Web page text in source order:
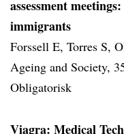
assessment
immigrants
Forssell E, Torres S,
Ageing and Society,
Obligatorisk
Viagra: Medical